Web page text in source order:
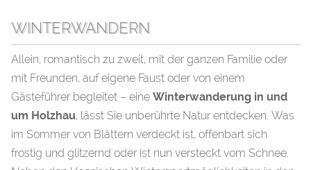
WINTERWANDERN
Allein, romantisch zu zweit, mit der ganzen Familie oder
mit Freunden, auf eigene Faust oder von einem
Gästeführer begleitet – eine Winterwanderung in und
um Holzhau, lässt Sie unberührte Natur entdecken. Was
im Sommer von Blättern verdeckt ist, offenbart sich
frostig und glitzernd oder ist nun versteckt vom Schnee.